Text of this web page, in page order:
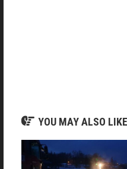
YOU MAY ALSO